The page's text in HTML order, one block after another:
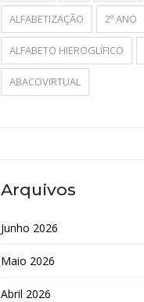
ALFABETIZAÇÃO 2º ANO
ALFABETO HIEROGLÍFICO
ABACOVIRTUAL
Arquivos
Junho 2026
Maio 2026
Abril 2026